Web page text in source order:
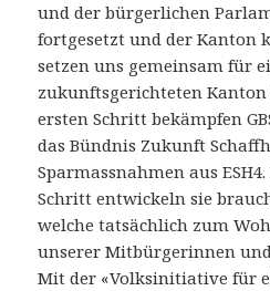
und der bürgerlichen
fortgesetzt und der Kanton
setzen uns gemeinsam für
zukunftsgerichteten Kanton
ersten Schritt bekämpfen
das Bündnis Zukunft
Sparmassnahmen aus
Schritt entwickeln sie
welche tatsächlich zum
unserer Mitbürgerinnen
Mit der «Volksinitiative für